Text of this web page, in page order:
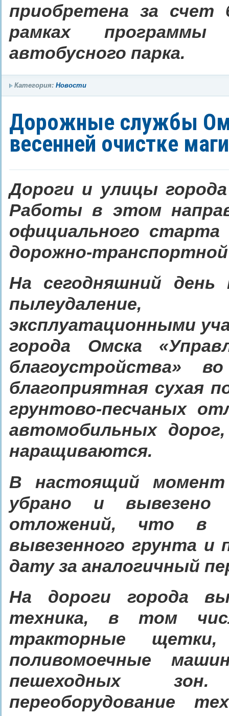
приобретена за
рамках программы
автобусного парка.
Категория: Новости
Дорожные службы
весенней очистке
Дороги и улицы
Работы в этом
официального старта
дорожно-
На сегодняшний день
пылеудаление,
эксплуатационными
города Омска
благоустройства»
благоприятная сухая
грунтово-песчаных
автомобильных
наращиваются.
В настоящий момент
убрано и
отложений, что в
вывезенного грунта и
дату за аналогичный
На дороги города
техника, в том
тракторные
поливомоечные
пешеходных зон.
переоборудование